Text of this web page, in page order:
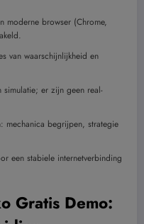
moderne browser (Chrome,
van waarschijnlijkheid en
simulatie; er zijn geen real-
mechanica begrijpen, strategie
een stabiele internetverbinding
Gratis Demo: